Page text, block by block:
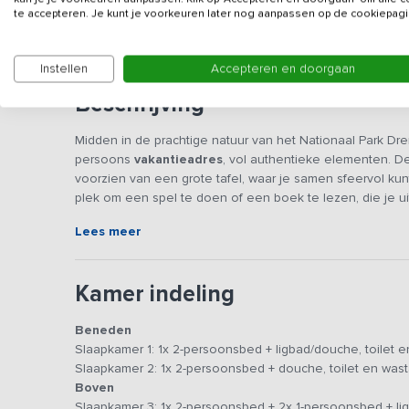
Gegevens van de
Beschrijving
Midden in de prachtige natuur van het Nationaal Park
persoons vakantieadres, vol authentieke elementen.
voorzien van een grote tafel, waar je samen sfeervol
plek om een spel te doen of een boek te lezen, die je
voor een weekendje genieten van de Drentse natuur,
boerentegelvloer, de antieke kachel met schouw en de
goedgevulde kast. In de gezellige keuken is alles
een magnetron, een vaatwasser en kleine koelkast met
je genoeg plek hebt om het eten en drinken koel te
een grote tafel staat om uitgebreid te kunnen tafelen en
Lees meer
Kamer indeling
Beneden
Slaapkamer 1: 1x 2-persoonsbed + ligbad/douche, toilet
Slaapkamer 2: 1x 2-persoonsbed + douche, toilet en
Boven
te accepteren. Je kunt je voorkeuren later nog aanpassen op de
Instellen Accepteren en doorgaan